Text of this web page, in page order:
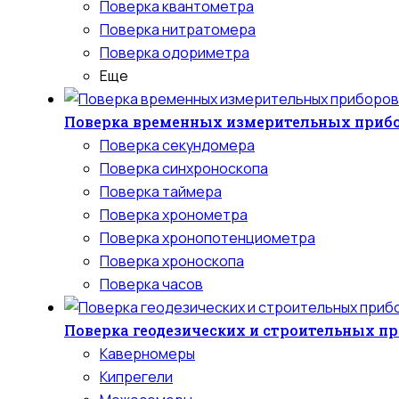
Поверка квантометра
Поверка нитратомера
Поверка одориметра
Еще
Поверка временных измерительных
Поверка секундомера
Поверка синхроноскопа
Поверка таймера
Поверка хронометра
Поверка хронопотенциометра
Поверка хроноскопа
Поверка часов
Поверка геодезических и строительных
Каверномеры
Кипрегели